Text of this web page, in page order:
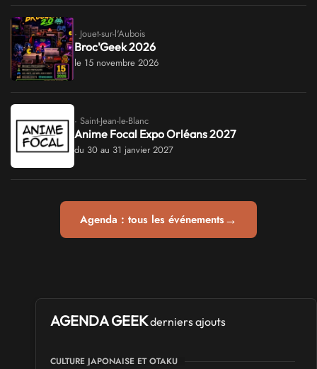
· Jouet-sur-l'Aubois
Broc'Geek 2026
le 15 novembre 2026
· Saint-Jean-le-Blanc
Anime Focal Expo Orléans 2027
du 30 au 31 janvier 2027
Agenda : tous les événements→
AGENDA GEEKderniers ajouts
CULTURE JAPONAISE ET OTAKU